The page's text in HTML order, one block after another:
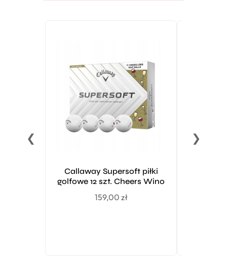
❮
Callaway Supersoft piłki
golfowe 12 szt. Cheers Wino
159,00 zł
❯